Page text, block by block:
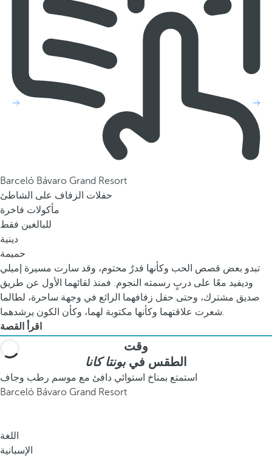
Barceló Bávaro Grand Resort
حفلات الزفاف على الشاطئ
مأكولات فاخرة
للبالغين فقط
دينية
حميمة
تبدو بعض قصص الحب وكأنها قدرٌ محتوم، وقد سارت مسيرة إميلي
وديفيد معًا على دربٍ رسمته النجوم. فمنذ لقائهما الأول عن طريق
صديق مشترك، وحتى حفل زفافهما الرائع في وجهة ساحرة، لطالما
شعرت علاقتهما وكأنها مكتوبة لهما، وكأن الكون يرشدهما.
اقرأ القصة
وقت
الطقس في بونتا كانا
استمتع بمناخ استوائي دافئ مع موسم رطب وجاف
Barceló Bávaro Grand Resort
اللغة
الإسبانية